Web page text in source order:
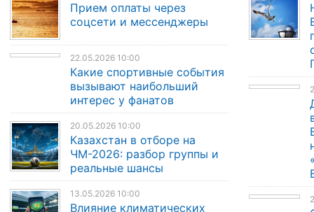
Прием оплаты через
соцсети и мессенджеры
22.05.2026 10:00
Какие спортивные события
вызывают наибольший
интерес у фанатов
20.05.2026 10:00
Казахстан в отборе на
ЧМ-2026: разбор группы и
реальные шансы
13.05.2026 10:00
Влияние климатических